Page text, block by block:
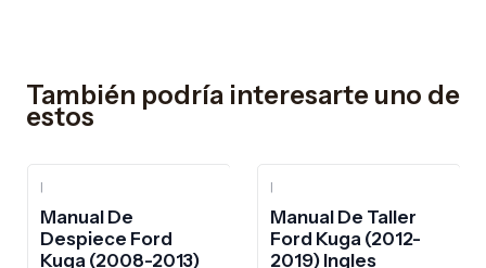
También podría interesarte uno de
estos
|
Manual De
Despiece Ford
Kuga (2008-2013)
|
Manual De Taller
Ford Kuga (2012-
2019) Ingles